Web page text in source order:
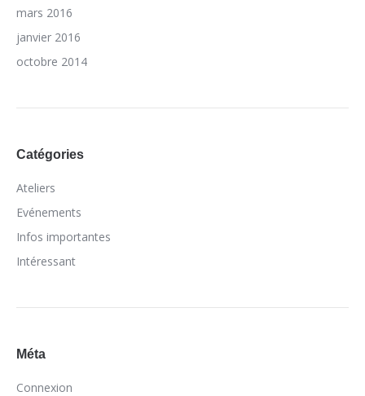
mars 2016
janvier 2016
octobre 2014
Catégories
Ateliers
Evénements
Infos importantes
Intéressant
Méta
Connexion